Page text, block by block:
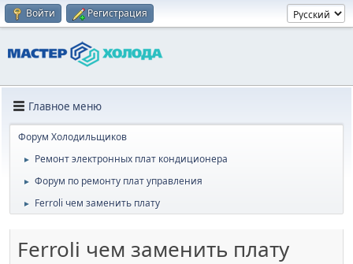
Войти Регистрация
Главное меню
Форум Холодильщиков
► Ремонт электронных плат кондиционера
► Форум по ремонту плат управления
► Ferroli чем заменить плату
Ferroli чем заменить плату